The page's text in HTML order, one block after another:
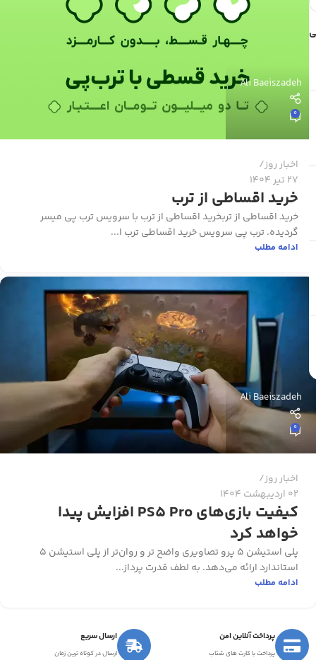
Ali Baeiszadeh
0
اخبار روز
27 تیر 1404
خرید اقساطی از ترب
خرید اقساطی از تربخرید اقساطی از ترب با سرویس ترب پی میسر
گردیده. ترب پی سرویس خرید اقساطی ترب ا...
ادامه مطلب
Ali Baeiszadeh
0
اخبار روز
02 اردیبهشت 1404
کیفیت بازی‌های PS5 Pro افزایش پیدا
خواهد کرد
پلی استیشن 5 پرو تصاویری واضح تر و روان‌تر از پلی استیشن ۵
استاندارد ارائه می‌دهد. به لطف قدرت پرداز...
ادامه مطلب
پرداخت آنلاین امن
پرداخت با کارت های شتاب
ارسال سریع
ارسال در کوتاه ترین زمان